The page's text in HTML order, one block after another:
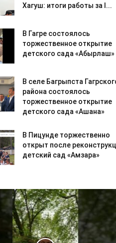
Хагуш: итоги работы за I...
В Гагре состоялось
торжественное открытие
детского сада «Абырлаш»
В селе Багрыпста
района состоялось
торжественное открытие
детского сада «Ашана»
В Пицунде торжественно
открыт после
детский сад «Амзара»